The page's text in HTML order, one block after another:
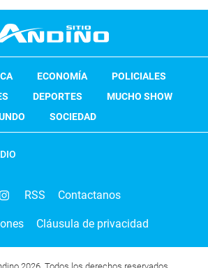
ECONOMÍA
POLICIALES
DEPORTES
MUCHO SHOW
SOCIEDAD
RSS Contactanos
Cláusula de privacidad